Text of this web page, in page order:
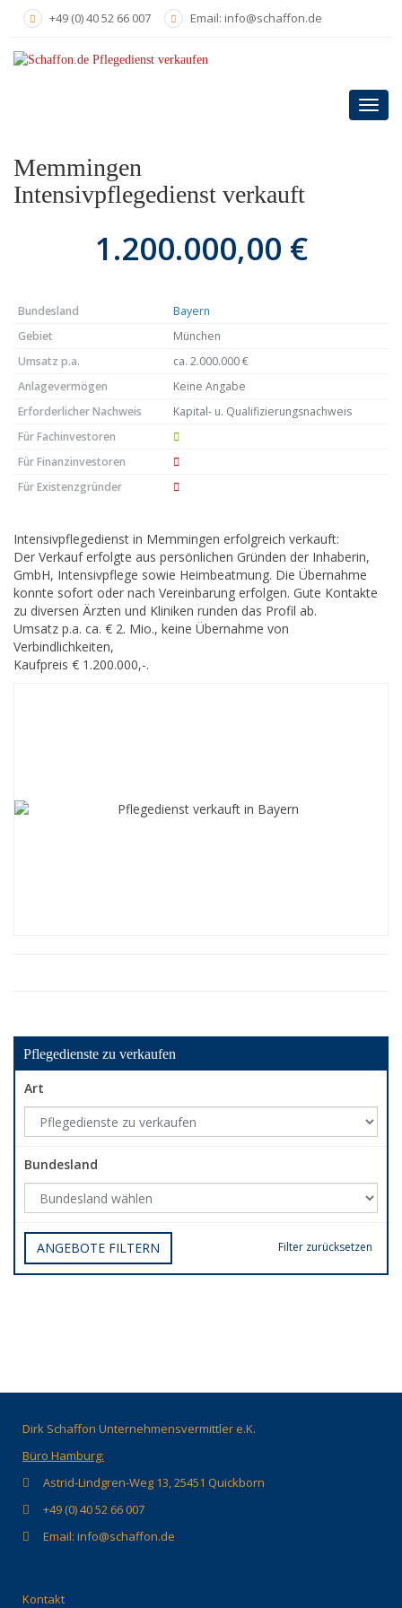
content
+49 (0) 40 52 66 007 Email: info@schaffon.de
Memmingen
Intensivpflegedienst verkauft
1.200.000,00 €
Bundesland
Bayern
Gebiet
München
Umsatz p.a.
ca. 2.000.000 €
Anlagevermögen
Keine Angabe
Erforderlicher Nachweis
Kapital- u. Qualifizierungsnachweis
Für Fachinvestoren
Für Finanzinvestoren
Für Existenzgründer
Intensivpflegedienst in Memmingen erfolgreich verkauft:
Der Verkauf erfolgte aus persönlichen Gründen der Inhaberin,
GmbH, Intensivpflege sowie Heimbeatmung. Die Übernahme
konnte sofort oder nach Vereinbarung erfolgen. Gute Kontakte
zu diversen Ärzten und Kliniken runden das Profil ab.
Umsatz p.a. ca. € 2. Mio., keine Übernahme von
Verbindlichkeiten,
Kaufpreis € 1.200.000,-.
Pflegedienste zu verkaufen
Art
Bundesland
Filter zurücksetzen
ANGEBOTE FILTERN
Dirk Schaffon Unternehmensvermittler e.K.
Büro Hamburg:
Astrid-Lindgren-Weg 13, 25451 Quickborn
+49 (0) 40 52 66 007
Email: info@schaffon.de
Kontakt